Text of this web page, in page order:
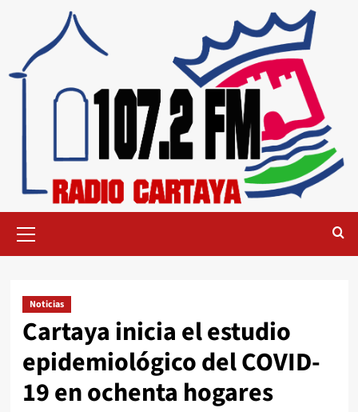
Noticias
Cartaya inicia el estudio
epidemiológico del COVID-
19 en ochenta hogares